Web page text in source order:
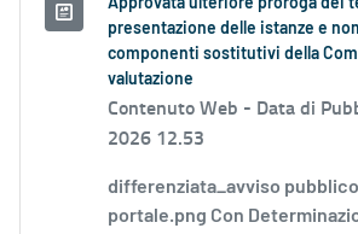
Approvata ulteriore proroga dei
presentazione delle istanze e
componenti sostitutivi della
valutazione
Contenuto Web - Data di
2026 12.53
differenziata_avviso
portale.png Con